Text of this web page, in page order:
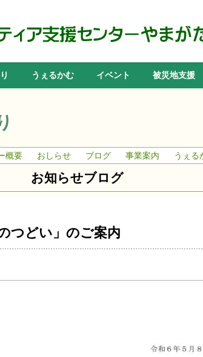
うぇるかむ イベント 被災地支援
概要 おしらせ ブログ 事業案内 うぇる
お知らせブログ
つどい」のご案内